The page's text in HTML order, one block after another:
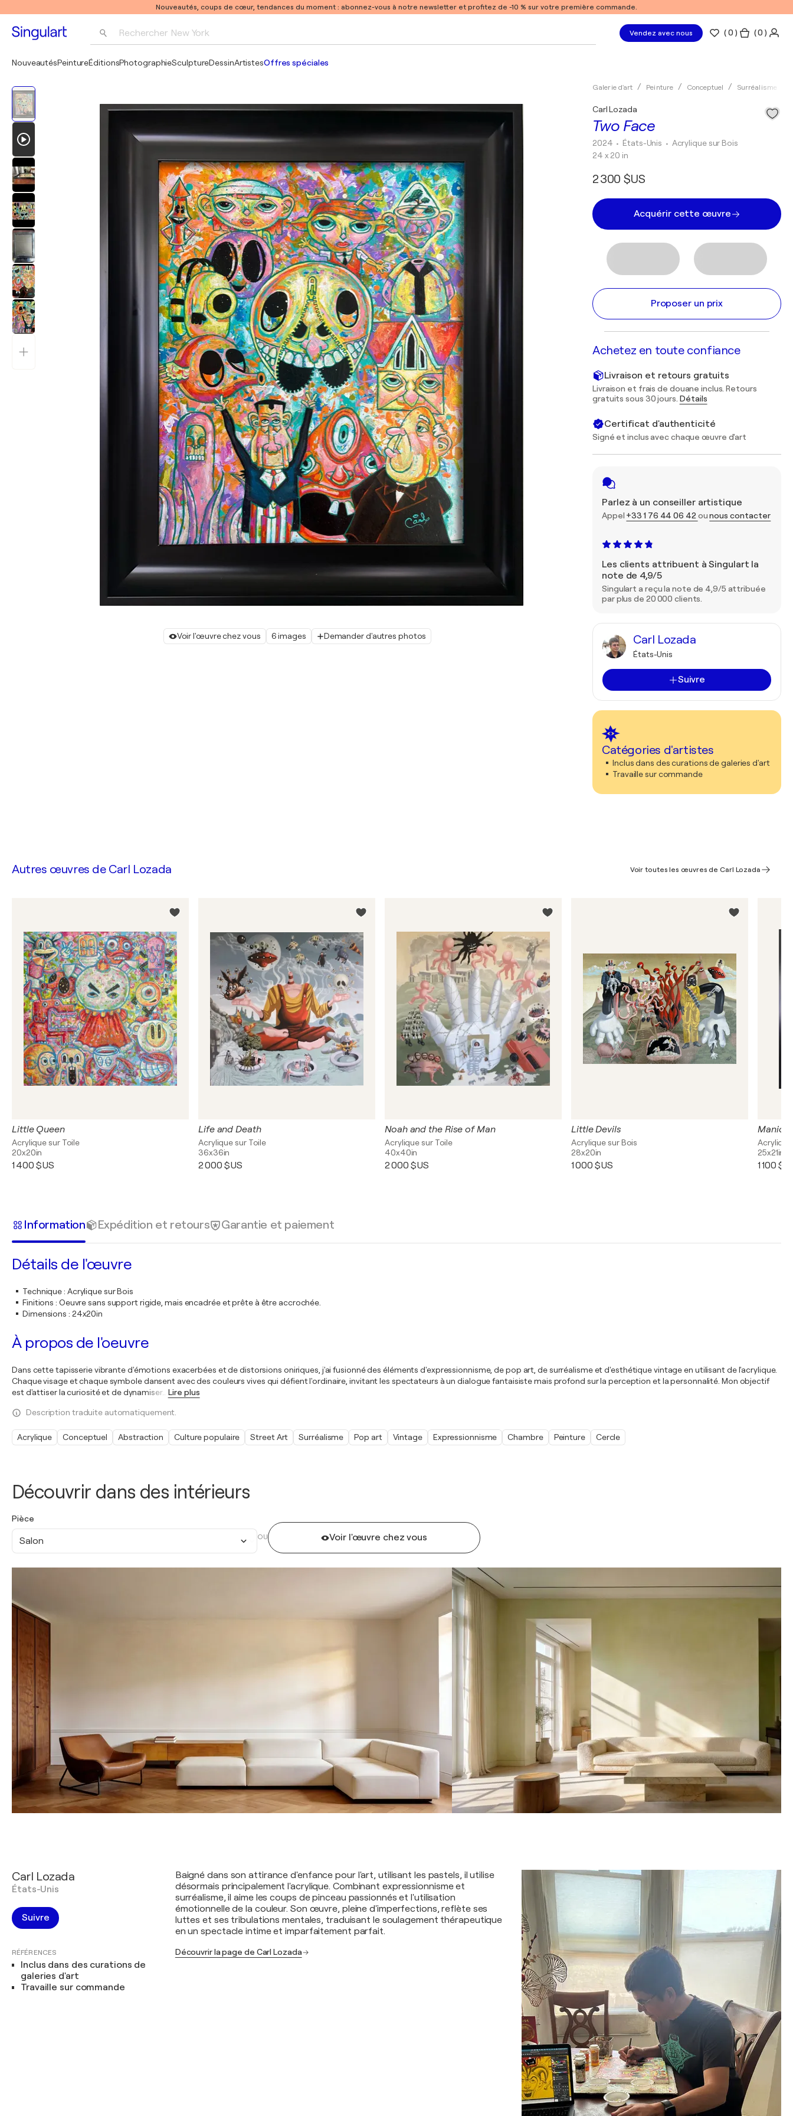
Nouveautés, coups de cœur, tendances du moment : abonnez-vous à notre newsletter et profitez de -10 % sur votre première commande.
Rechercher New York
Pablo Picasso
Vendez avec nous (0 ) ( 0 )
NouveautésPeintureÉditionsPhotographieSculptureDessinArtistesOffres spéciales
Voir l'œuvre chez vous 6 images Demander d'autres photos
Galerie d'art Peinture Conceptuel Surréalisme
Two Face
Carl Lozada
2024 • États-Unis • Acrylique sur Bois
24 x 20 in
2 300 $US
Acquérir cette œuvre
Proposer un prix
Achetez en toute confiance
Livraison et retours gratuits
Livraison et frais de douane inclus. Retours
gratuits sous 30 jours. Détails
Certificat d'authenticité
Signé et inclus avec chaque œuvre d'art
Parlez à un conseiller artistique
Appel +33 1 76 44 06 42 ounous contacter
Les clients attribuent à Singulart la
note de 4,9/5
Singulart a reçu la note de 4,9/5 attribuée
par plus de 20 000 clients.
Carl Lozada
États-Unis
Suivre
Catégories d'artistes
Inclus dans des curations de galeries d'art
Travaille sur commande
Découvrir dans des intérieurs
Pièce
Salon OU Voir l'œuvre chez vous
Autres œuvres de Carl Lozada Voir toutes les œuvres de Carl Lozada
Little Queen
Acrylique sur Toile
20x20in
1 400 $US
Life and Death
Acrylique sur Toile
36x36in
2 000 $US
Noah and the Rise of Man
Acrylique sur Toile
40x40in
2 000 $US
Little Devils
Acrylique sur Bois
28x20in
1 000 $US
Manic
25x21in
1 100
Information Expédition et retours Garantie et paiement
Détails de l'œuvre
Technique: Acrylique sur Bois
Finitions : Oeuvre sans support rigide, mais encadrée et prête à être accrochée.
Dimensions : 24x20in
À propos de l'oeuvre
Dans cette tapisserie vibrante d'émotions exacerbées et de distorsions oniriques, j'ai fusionné des éléments d'expressionnisme, de pop art, de surréalisme et d'esthétique vintage en utilisant de l'acrylique.
Chaque visage et chaque symbole dansent avec des couleurs vives qui défient l'ordinaire, invitant les spectateurs à un dialogue fantaisiste mais profond sur la perception et la personnalité. Mon objectif
est d'attiser la curiosité et de dynamiser… Lire plus
Description traduite automatiquement.
Acrylique Conceptuel Abstraction Culture populaire Street Art Surréalisme Pop art Vintage Expressionnisme Chambre Peinture Cercle
Carl Lozada
États-Unis
Suivre
RÉFÉRENCES
Inclus dans des curations de
galeries d'art
Travaille sur commande
Baigné dans son attirance d'enfance pour l'art, utilisant les pastels, il utilise
désormais principalement l'acrylique. Combinant expressionnisme et
surréalisme, il aime les coups de pinceau passionnés et l'utilisation
émotionnelle de la couleur. Son œuvre, pleine d'imperfections, reflète ses
luttes et ses tribulations mentales, traduisant le soulagement thérapeutique
en un spectacle intime et imparfaitement parfait.
Découvrir la page de Carl Lozada